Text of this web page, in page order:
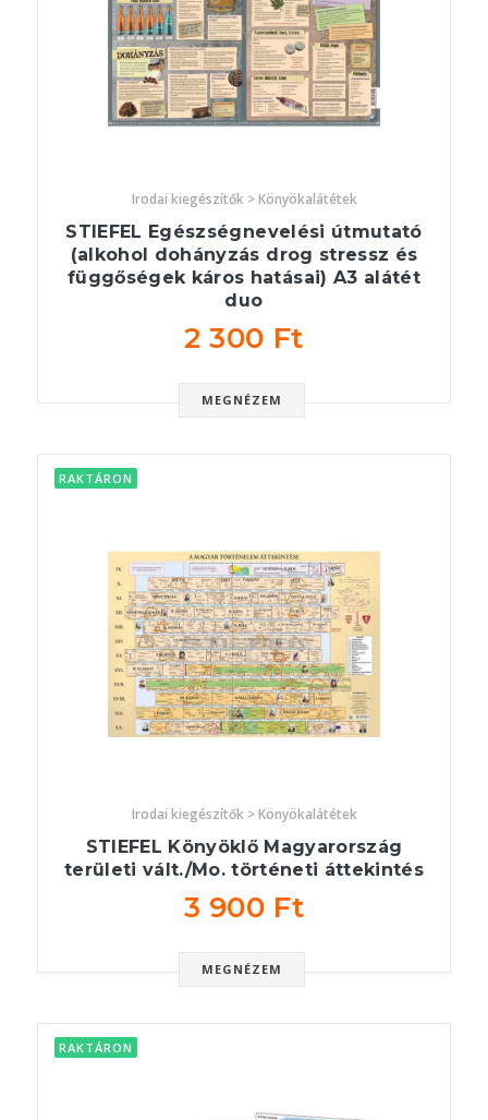
Irodai kiegészítők > Könyökalátétek
STIEFEL Egészségnevelési útmutató
(alkohol dohányzás drog stressz és
függőségek káros hatásai) A3 alátét
duo
2 300 Ft
MEGNÉZEM
RAKTÁRON
Irodai kiegészítők > Könyökalátétek
STIEFEL Könyöklő Magyarország
területi vált./Mo. történeti áttekintés
3 900 Ft
MEGNÉZEM
RAKTÁRON